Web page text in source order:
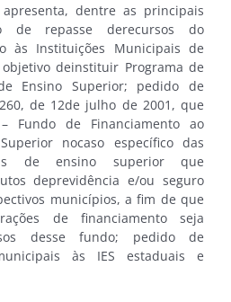
dentre as principais
de repasse derecursos do
às Instituições Municipais de
deinstituir Programa de
Ensino Superior; pedido de
de 12de julho de 2001, que
Fundo de Financiamento ao
nocaso específico das
de ensino superior que
deprevidência e/ou seguro
municípios, a fim de que
de financiamento seja
desse fundo; pedido de
às IES estaduais e